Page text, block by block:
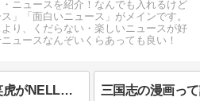
ニュースを紹介！なんでも入れるけど
ス」「面白いニュース」がメインです。
り、くだらない・楽しいニュースが好
ュースなんぞいくらあっても良い！
【遊んでるニコ】虎金妃笑虎がNELLマットレスをガチレビュー！皆担とニコたんの爆笑アンケート企画も開催！